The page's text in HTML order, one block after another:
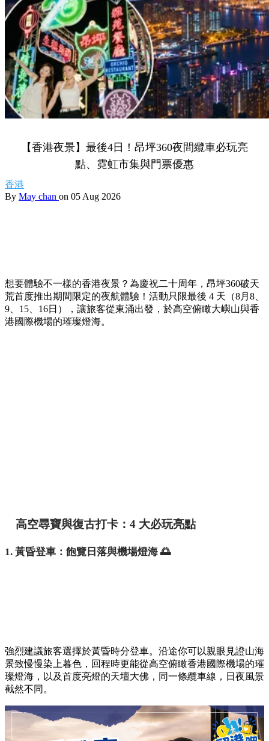
【香港夜景】最後4日！昂坪360夜間纜車必玩亮
點、霓虹市集與門票優惠
香港
By May chan on 05 Aug 2026
想要體驗不一樣的香港夜景？為慶祝二十周年，昂坪360破天
荒首度推出期間限定的夜航體驗！活動只限最後 4 天（8月8、
9、15、16日），讓旅客從東涌出發，於高空俯瞰大嶼山與香
港國際機場的璀璨燈海。
高空尋寶與復古打卡：4 大必玩亮點
1. 黃昏登車：飽覽日落與機場燈海 🌅
強烈建議旅客選擇於黃昏時分登車。沿途你可以親眼見證山海
景致慢慢染上暮色，回程時更能從高空俯瞰香港國際機場的璀
璨燈海，以及首度亮燈的天壇大佛，同一條纜車線，日夜風景
截然不同。